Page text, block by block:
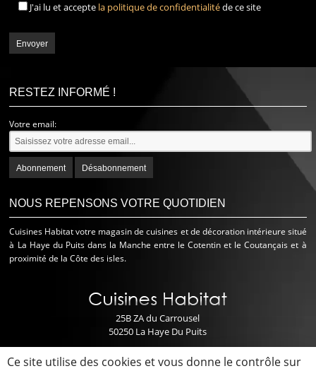
J'ai lu et accepte la politique de confidentialitéde ce site
RESTEZ INFORMÉ !
Votre email:
NOUS REPENSONS VOTRE QUOTIDIEN
Cuisines Habitat votre magasin de cuisines et de décoration intérieure situé
à La Haye du Puits dans la Manche entre le Cotentin et le Coutançais et à
proximité de la Côte des isles.
25B ZA du Carrousel
50250 La Haye Du Puits
02 33 07 49 90
Ce site utilise des cookies et vous donne le contrôle sur